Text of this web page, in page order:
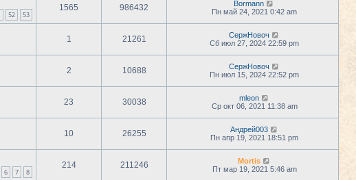
52 53
1565 986432
Bormann
Пн май 24, 2021 0:42 am
1 21261
СержНовоч
Сб июл 27, 2024 22:59 pm
2 10688
СержНовоч
Пн июл 15, 2024 22:52 pm
23 30038
mleon
Ср окт 06, 2021 11:38 am
10 26255
Андрей003
Пн апр 19, 2021 18:51 pm
6 7 8
214 211246
Mortis
Пт мар 19, 2021 5:46 am